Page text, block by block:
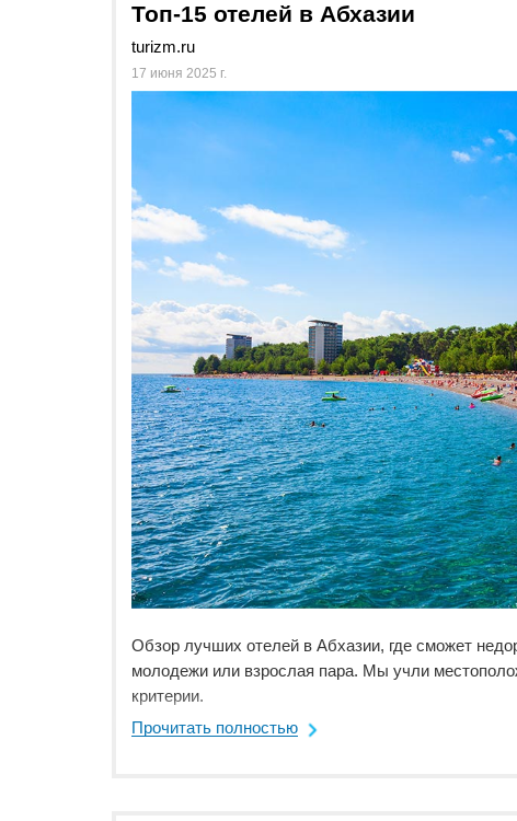
Топ-15 отелей в Абхазии
turizm.ru
17 июня 2025 г.
Обзор лучших отелей в Абхазии, где сможет
молодежи или взрослая пара. Мы учли
критерии.
Прочитать полностью